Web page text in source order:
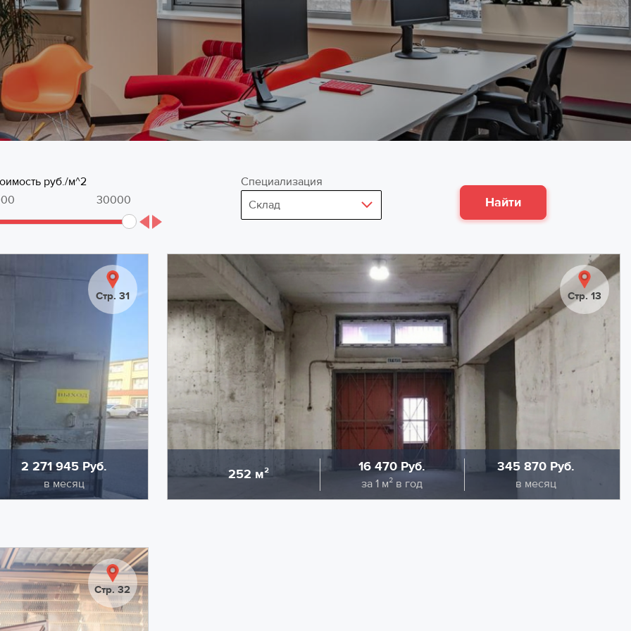
руб./м^2 Специализация
Стр. 31
Стоимость
2 271 945 Руб.
в месяц
- более 10
Выделенная
оплачивается
Стр. 13
Область 252 м² Стоимость
16 470 Руб.
за 1 м² в год Стоимость
345 870 Руб.
в месяц
Стр. 32